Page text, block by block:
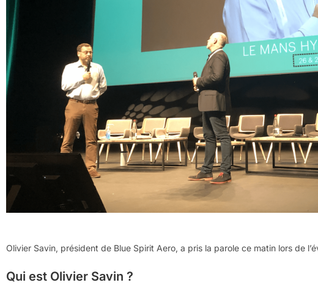
Olivier Savin, président de Blue Spirit Aero, a pris la parole ce matin lors de
Qui est Olivier Savin ?